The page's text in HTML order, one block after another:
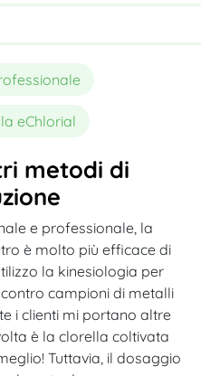
eChlorial
metodi di
e professionale, la
è molto più efficace di
la kinesiologia per
campioni di metalli
i clienti mi portano altre
è la clorella coltivata
Tuttavia, il dosaggio